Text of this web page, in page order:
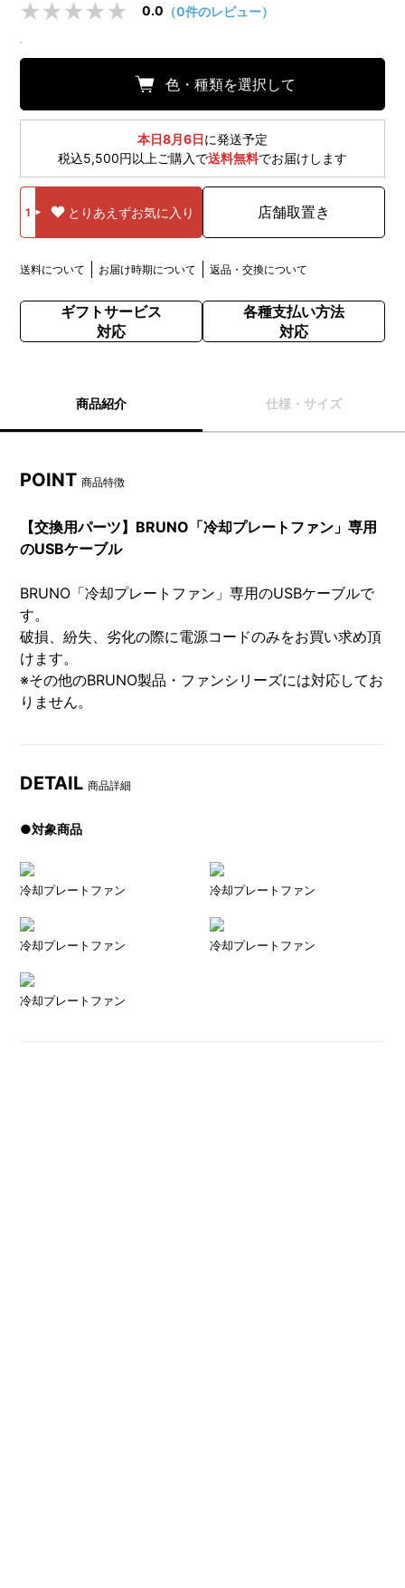
0.0 （0件のレビュー）
色・種類を選択して
本日8月6日に発送予定
税込5,500円以上ご購入で送料無料でお届けします
1 とりあえずお気に入り 店舗取置き
送料について お届け時期について 返品・交換について
ギフトサービス
対応
各種支払い方法
対応
商品紹介 仕様・サイズ
POINT商品特徴
【交換用パーツ】BRUNO「冷却プレートファン」専用
のUSBケーブル
BRUNO「冷却プレートファン」専用のUSBケーブルで
す。
破損、紛失、劣化の際に電源コードのみをお買い求め頂
けます。
※その他のBRUNO製品・ファンシリーズには対応してお
りません。
DETAIL商品詳細
●対象商品
冷却プレートファン 冷却プレートファン
冷却プレートファン 冷却プレートファン
冷却プレートファン